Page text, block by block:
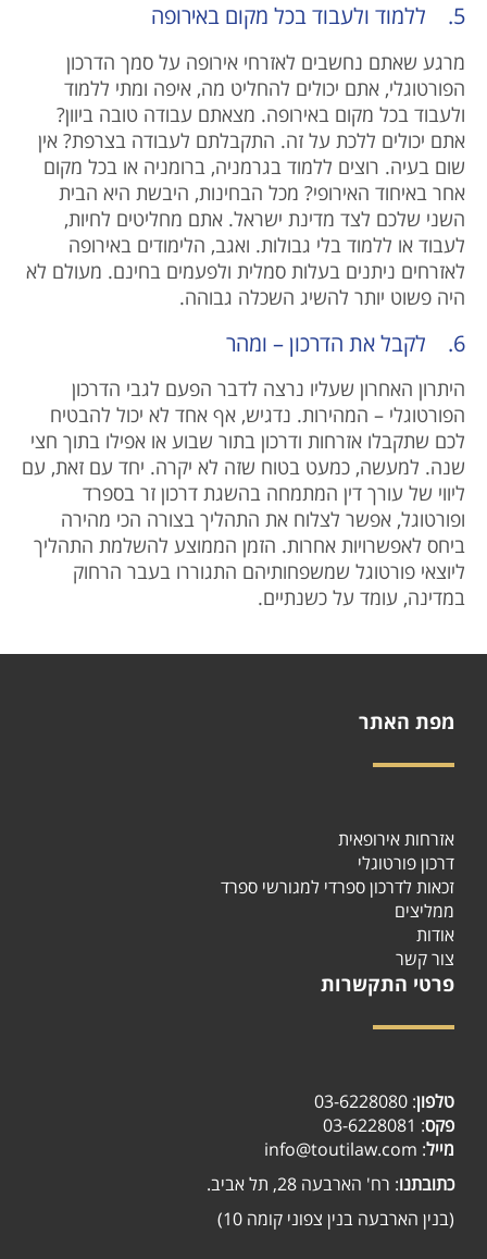
5. ללמוד ולעבוד בכל מקום באירופה
מרגע שאתם נחשבים לאזרחי אירופה על סמך הדרכון
הפורטוגלי, אתם יכולים להחליט מה, איפה ומתי ללמוד
ולעבוד בכל מקום באירופה. מצאתם עבודה טובה ביוון?
אתם יכולים ללכת על זה. התקבלתם לעבודה בצרפת? אין
שום בעיה. רוצים ללמוד בגרמניה, ברומניה או בכל מקום
אחר באיחוד האירופי? מכל הבחינות, היבשת היא הבית
השני שלכם לצד מדינת ישראל. אתם מחליטים לחיות,
לעבוד או ללמוד בלי גבולות. ואגב, הלימודים באירופה
לאזרחים ניתנים בעלות סמלית ולפעמים בחינם. מעולם לא
היה פשוט יותר להשיג השכלה גבוהה.
6. לקבל את הדרכון – ומהר
היתרון האחרון שעליו נרצה לדבר הפעם לגבי הדרכון
הפורטוגלי – המהירות. נדגיש, אף אחד לא יכול להבטיח
לכם שתקבלו אזרחות ודרכון בתור שבוע או אפילו בתוך חצי
שנה. למעשה, כמעט בטוח שזה לא יקרה. יחד עם זאת, עם
ליווי של עורך דין המתמחה בהשגת דרכון זר בספרד
ופורטוגל, אפשר לצלוח את התהליך בצורה הכי מהירה
ביחס לאפשרויות אחרות. הזמן הממוצע להשלמת התהליך
ליוצאי פורטוגל שמשפחותיהם התגוררו בעבר הרחוק
במדינה, עומד על כשנתיים.
מפת האתר
אזרחות אירופאית
דרכון פורטוגלי
זכאות לדרכון ספרדי למגורשי ספרד
ממליצים
אודות
צור קשר
פרטי התקשרות
טלפון:
03-6228080
פקס: 03-6228081
מייל: info@toutilaw.com
כתובתנו: רח' הארבעה 28, תל אביב.
(בנין הארבעה בנין צפוני קומה 10)